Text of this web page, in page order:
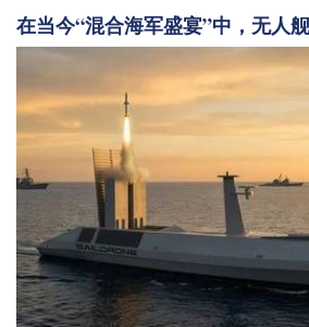
在当今“混合海军盛宴”中，无人